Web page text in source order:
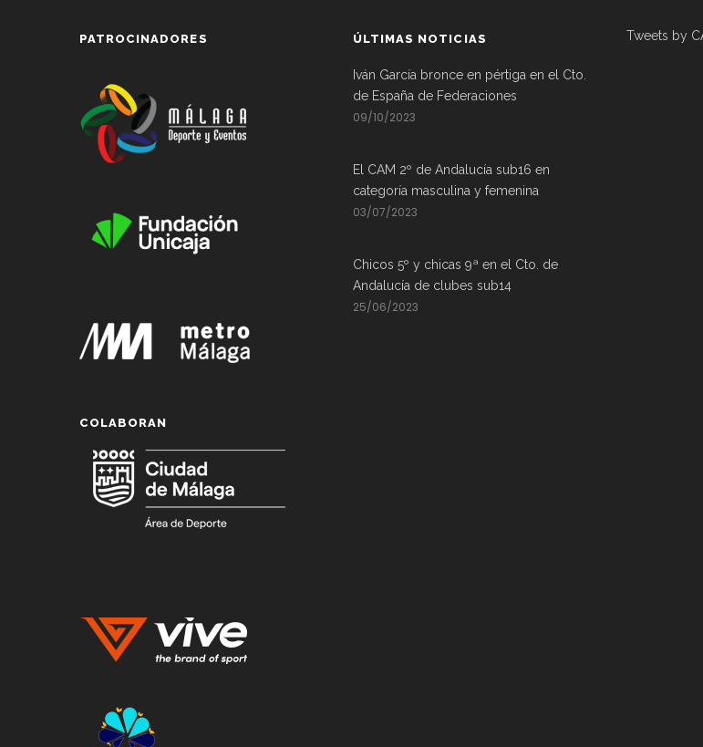
PATROCINADORES
COLABORAN
ÚLTIMAS NOTICIAS
Iván García bronce en pértiga en el Cto.
de España de Federaciones
09/10/2023
El CAM 2º de Andalucía sub16 en
categoría masculina y femenina
03/07/2023
Chicos 5º y chicas 9ª en el Cto. de
Andalucía de clubes sub14
25/06/2023
Tweets by